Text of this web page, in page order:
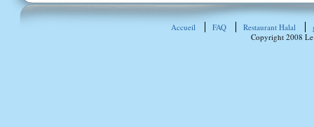
Accueil FAQ Restaurant Halal
Copyright 2008